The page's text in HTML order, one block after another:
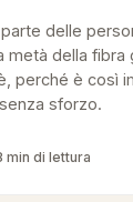
delle
metà della fibra
perché è così
sforzo.
min di lettura